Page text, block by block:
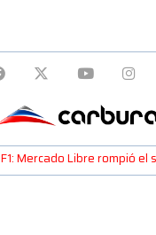
F1: Mercado Libre rompió